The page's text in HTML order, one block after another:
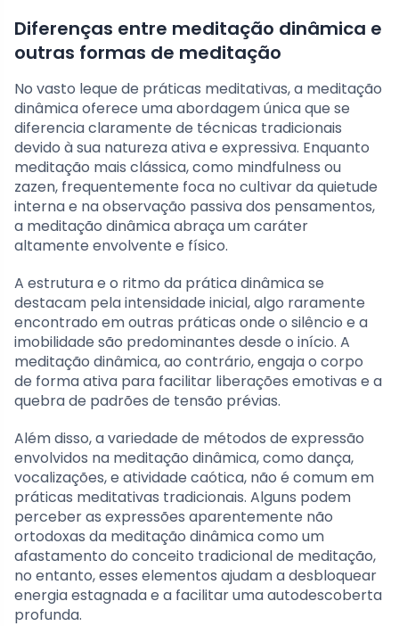
Diferenças entre meditação dinâmica e
outras formas de meditação
No vasto leque de práticas meditativas, a meditação
dinâmica oferece uma abordagem única que se
diferencia claramente de técnicas tradicionais
devido à sua natureza ativa e expressiva. Enquanto
meditação mais clássica, como mindfulness ou
zazen, frequentemente foca no cultivar da quietude
interna e na observação passiva dos pensamentos,
a meditação dinâmica abraça um caráter
altamente envolvente e físico.
A estrutura e o ritmo da prática dinâmica se
destacam pela intensidade inicial, algo raramente
encontrado em outras práticas onde o silêncio e a
imobilidade são predominantes desde o início. A
meditação dinâmica, ao contrário, engaja o corpo
de forma ativa para facilitar liberações emotivas e a
quebra de padrões de tensão prévias.
Além disso, a variedade de métodos de expressão
envolvidos na meditação dinâmica, como dança,
vocalizações, e atividade caótica, não é comum em
práticas meditativas tradicionais. Alguns podem
perceber as expressões aparentemente não
ortodoxas da meditação dinâmica como um
afastamento do conceito tradicional de meditação,
no entanto, esses elementos ajudam a desbloquear
energia estagnada e a facilitar uma autodescoberta
profunda.